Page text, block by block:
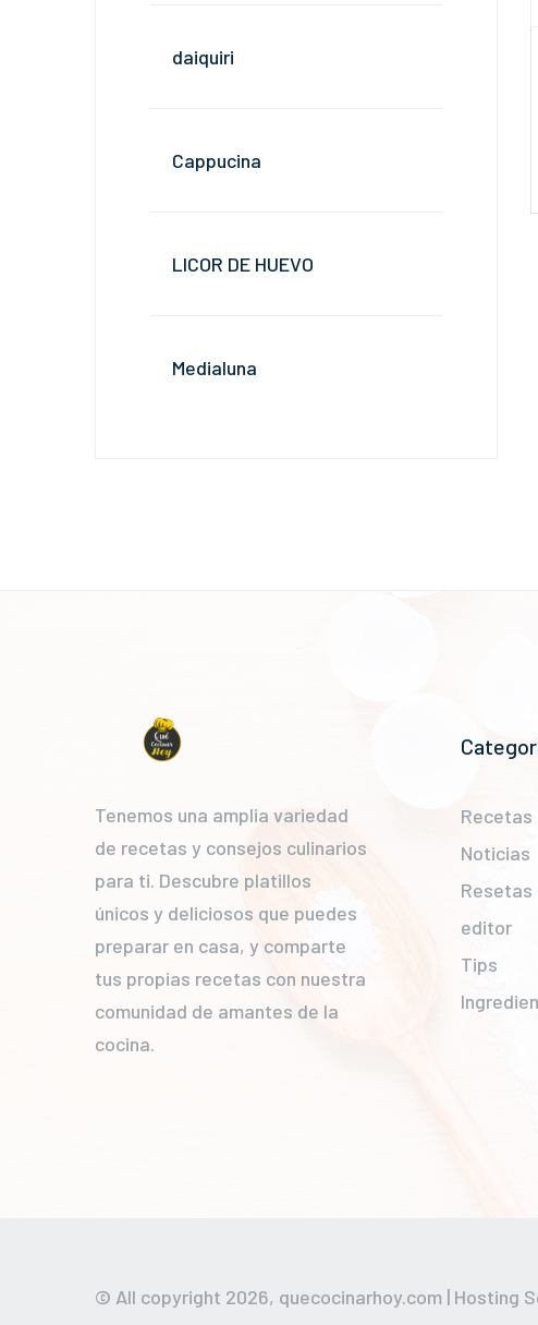
daiquiri
Cappucina
LICOR DE HUEVO
Medialuna
Tenemos una amplia variedad
de recetas y consejos culinarios
para ti. Descubre platillos
únicos y deliciosos que puedes
preparar en casa, y comparte
tus propias recetas con nuestra
comunidad de amantes de la
cocina.
Recetas
Noticias
Resetas
editor
Tips
© All copyright 2026, quecocinarhoy.com | Hosting